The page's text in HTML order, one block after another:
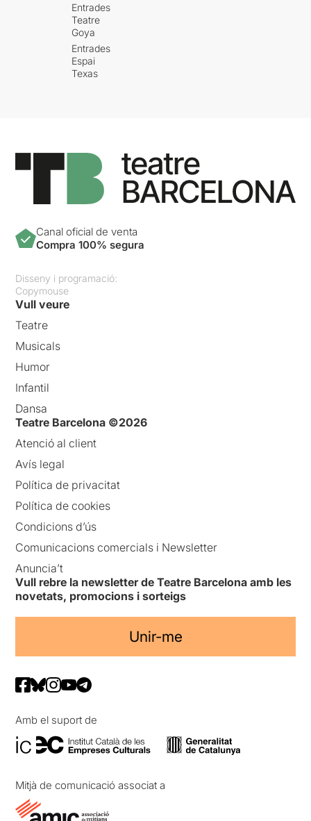
Entrades
Teatre
Goya
Entrades
Espai
Texas
Canal oficial de venta
Compra 100% segura
Disseny i programació:
Copymouse
Vull veure
Teatre
Musicals
Humor
Infantil
Dansa
Teatre Barcelona ©2026
Atenció al client
Avís legal
Política de privacitat
Política de cookies
Condicions d’ús
Comunicacions comercials i Newsletter
Anuncia’t
Vull rebre la newsletter de Teatre Barcelona amb les
novetats, promocions i sorteigs
Unir-me
Amb el suport de
Mitjà de comunicació associat a